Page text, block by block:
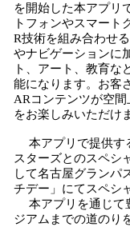
を開始した本アプリ
トフォンやスマート
R技術を組み合わせ
やナビゲーションに
ト、アート、教育な
能になります。お客
ARコンテンツが空
をお楽しみいただけ
本アプリで提供す
スターズとのスペシ
して名古屋グランパ
チデー」にてスペシ
本アプリを通じて
ジアムまでの道のり